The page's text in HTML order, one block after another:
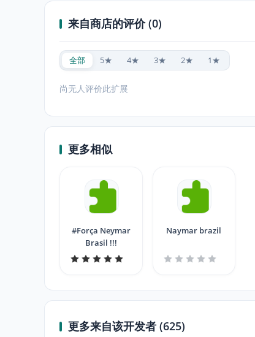
来自商店的评价 (0)
全部 5★ 4★ 3★ 2★ 1★
尚无人评价此扩展
更多相似
#Força Neymar
Brasil !!!
Naymar brazil
更多来自该开发者 (625)